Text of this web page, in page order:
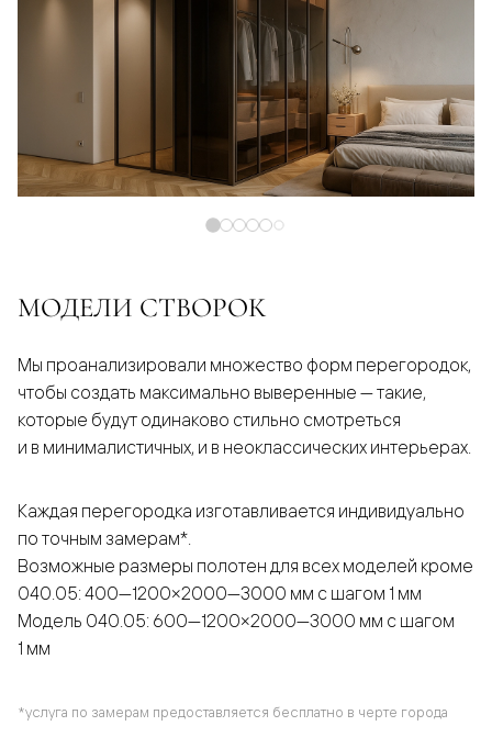
МОДЕЛИ СТВОРОК
Мы проанализировали множество форм перегородок,
чтобы создать максимально выверенные — такие,
которые будут одинаково стильно смотреться
и в минималистичных, и в неоклассических интерьерах.
Каждая перегородка изготавливается индивидуально
по точным замерам*.
Возможные размеры полотен для всех моделей кроме
040.05: 400—1200×2000—3000 мм с шагом 1 мм
Модель 040.05: 600—1200×2000—3000 мм с шагом
1 мм
*услуга по замерам предоставляется бесплатно в черте города